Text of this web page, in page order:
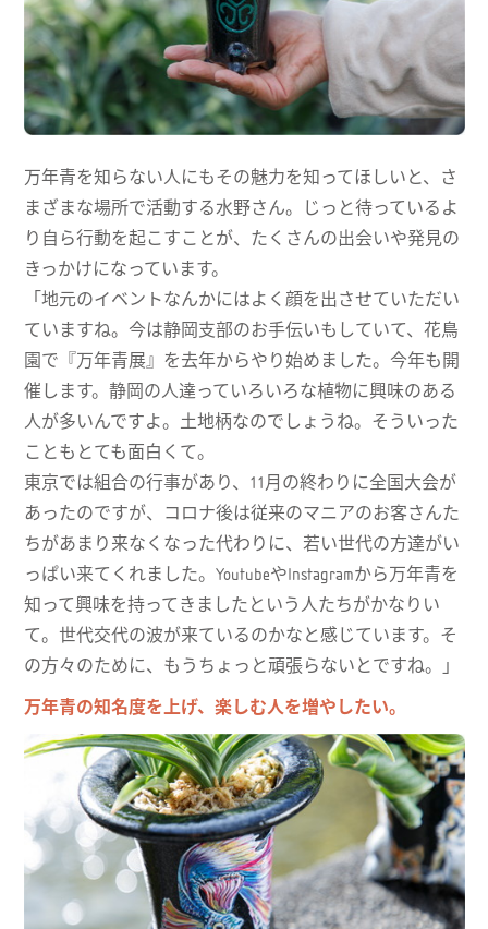
万年青を知らない人にもその魅力を知ってほしいと、さ
まざまな場所で活動する水野さん。じっと待っているよ
り自ら行動を起こすことが、たくさんの出会いや発見の
きっかけになっています。
「地元のイベントなんかにはよく顔を出させていただい
ていますね。今は静岡支部のお手伝いもしていて、花鳥
園で『万年青展』を去年からやり始めました。今年も開
催します。静岡の人達っていろいろな植物に興味のある
人が多いんですよ。土地柄なのでしょうね。そういった
こともとても面白くて。
東京では組合の行事があり、11月の終わりに全国大会が
あったのですが、コロナ後は従来のマニアのお客さんた
ちがあまり来なくなった代わりに、若い世代の方達がい
っぱい来てくれました。YoutubeやInstagramから万年青を
知って興味を持ってきましたという人たちがかなりい
て。世代交代の波が来ているのかなと感じています。そ
の方々のために、もうちょっと頑張らないとですね。」
万年青の知名度を上げ、楽しむ人を増やしたい。